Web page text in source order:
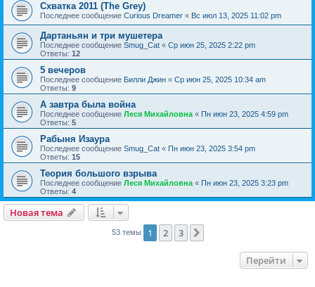
Схватка 2011 (The Grey)
Последнее сообщение Curious Dreamer « Вс июл 13, 2025 11:02 pm
Дартаньян и три мушетера
Последнее сообщение Smug_Cat « Ср июн 25, 2025 2:22 pm
Ответы: 12
5 вечеров
Последнее сообщение Билли Джин « Ср июн 25, 2025 10:34 am
Ответы: 9
А завтра была война
Последнее сообщение Леся Михайловна « Пн июн 23, 2025 4:59 pm
Ответы: 5
Рабыня Изаура
Последнее сообщение Smug_Cat « Пн июн 23, 2025 3:54 pm
Ответы: 15
Теория большого взрыва
Последнее сообщение Леся Михайловна « Пн июн 23, 2025 3:23 pm
Ответы: 4
Новая тема
53 темы 1 2 3
Перейти